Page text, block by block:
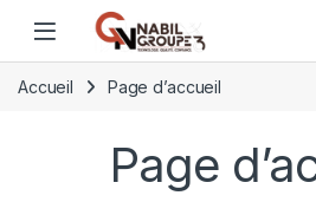
Open
Accueil Page d’accueil
Page